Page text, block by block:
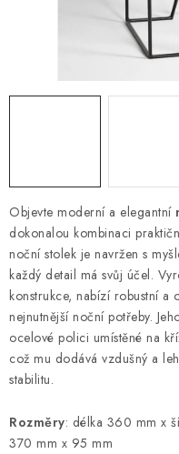
Podmínky vrácení peněz
Objevte moderní a elegantní
dokonalou kombinaci
noční stolek je navržen s
každý detail má svůj účel.
konstrukce, nabízí robustní
nejnutnější noční potřeby.
ocelové polici umístěné na
což mu dodává vzdušný a
stabilitu.
Rozměry: délka 360 mm x
370 mm x 95 mm